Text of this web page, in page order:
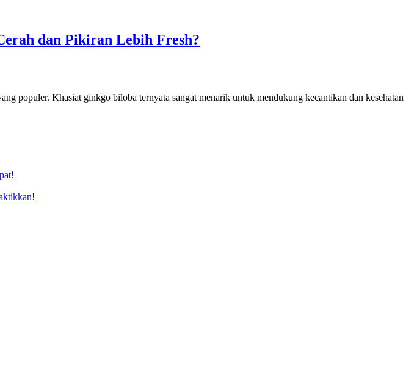
dan Pikiran Lebih Fresh?
populer. Khasiat ginkgo biloba ternyata sangat menarik untuk mendukung kecantikan dan kesehatan